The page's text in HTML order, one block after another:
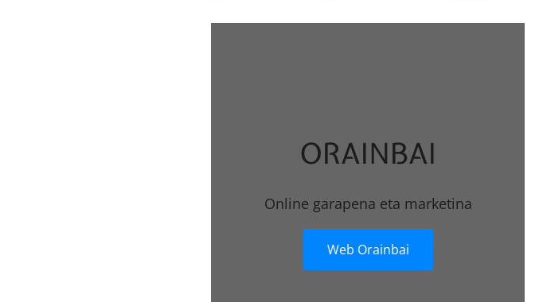
ORAINBAI
Online garapena eta marketina
Web Orainbai